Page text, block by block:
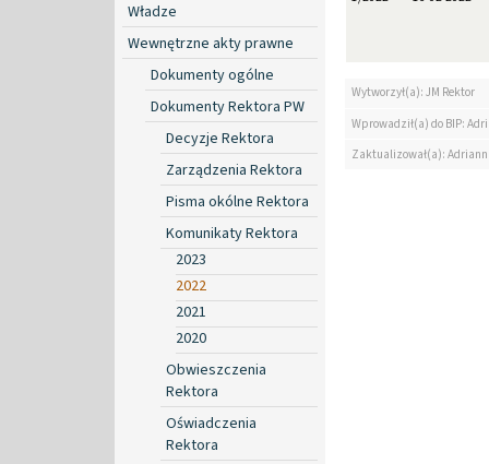
Władze
Wewnętrzne akty prawne
Dokumenty ogólne
Dokumenty Rektora PW
Decyzje Rektora
Zarządzenia Rektora
Pisma okólne Rektora
Komunikaty Rektora
2023
2022
2021
2020
Obwieszczenia
Rektora
Oświadczenia
Rektora
Wytworzył(a): JM Rektor
Wprowadził(a) do BIP:
Zaktualizował(a):